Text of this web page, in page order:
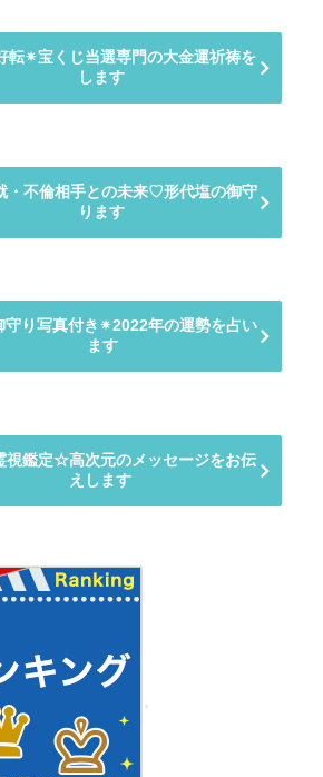
転✴︎宝くじ当選専門の大金運祈祷を
します
・不倫相手との未来♡形代塩の御守
ります
守り写真付き✴︎2022年の運勢を占い
ます
視鑑定☆高次元のメッセージをお伝
えします